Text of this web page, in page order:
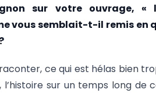
sur votre ouvrage, «
vous semblait-t-il remis en
ce qui est hélas bien
sur un temps long de